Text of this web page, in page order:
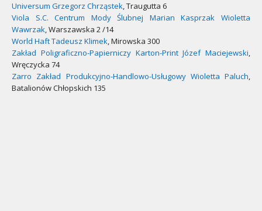
Universum Grzegorz Chrząstek, Traugutta 6
Viola S.C. Centrum Mody Ślubnej Marian Kasprzak Wioletta
Wawrzak, Warszawska 2 /14
World Haft Tadeusz Klimek, Mirowska 300
Zakład Poligraficzno-Papierniczy Karton-Print Józef Maciejewski,
Wręczycka 74
Zarro Zakład Produkcyjno-Handlowo-Usługowy Wioletta Paluch,
Batalionów Chłopskich 135